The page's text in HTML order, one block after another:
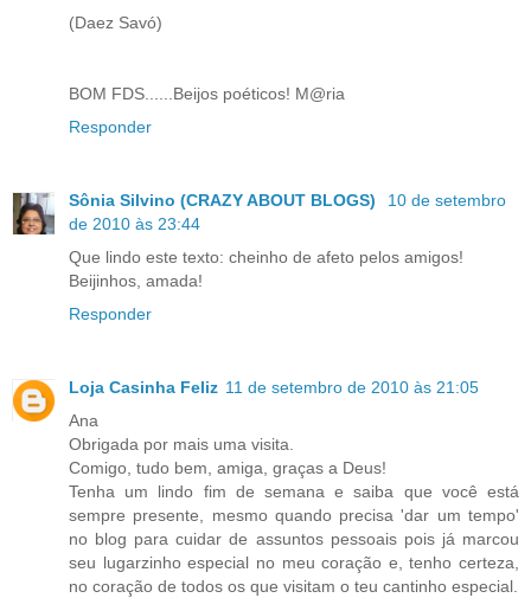
(Daez Savó)
BOM FDS......Beijos poéticos! M@ria
Responder
Sônia Silvino (CRAZY ABOUT BLOGS)
10 de setembro
de 2010 às 23:44
Que lindo este texto: cheinho de afeto pelos amigos!
Beijinhos, amada!
Responder
Loja Casinha Feliz 11 de setembro de 2010 às 21:05
Ana
Obrigada por mais uma visita.
Comigo, tudo bem, amiga, graças a Deus!
Tenha um lindo fim de semana e saiba que você está
sempre presente, mesmo quando precisa 'dar um tempo'
no blog para cuidar de assuntos pessoais pois já marcou
seu lugarzinho especial no meu coração e, tenho certeza,
no coração de todos os que visitam o teu cantinho especial.